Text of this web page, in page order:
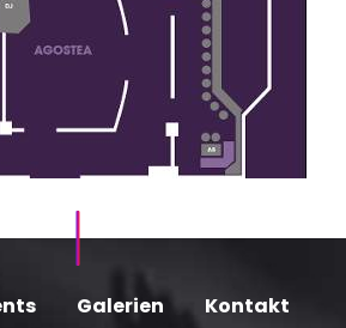
Galerien
Kontakt